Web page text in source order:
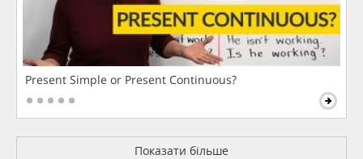
Present Simple or Present Continuous?
Показати більше